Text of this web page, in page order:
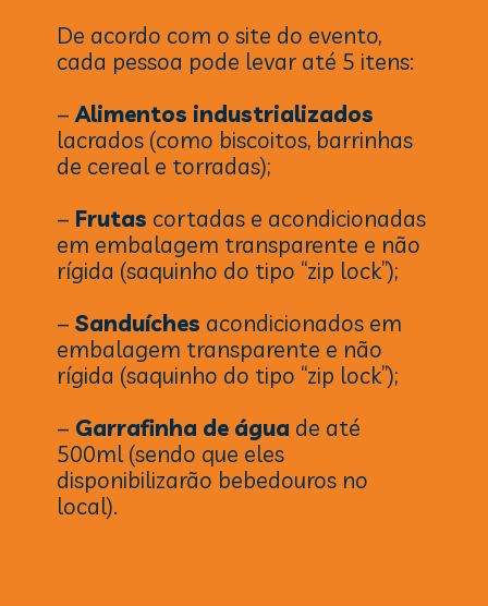
De acordo com o site do evento,
cada pessoa pode levar até 5 itens:
–Alimentos industrializados
lacrados (como biscoitos, barrinhas
de cereal e torradas);
– Frutas cortadas e acondicionadas
em embalagem transparente e não
rígida (saquinho do tipo “zip lock”);
–Sanduíches acondicionados em
embalagem transparente e não
rígida (saquinho do tipo “zip lock”);
– Garrafinha de água de até
500ml (sendo que eles
disponibilizarão bebedouros no
local).